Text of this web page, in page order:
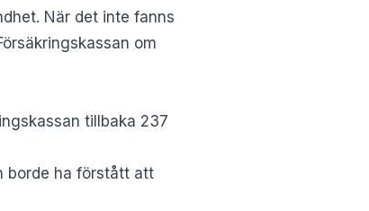
När det inte fanns
om
tillbaka 237
borde ha förstått att